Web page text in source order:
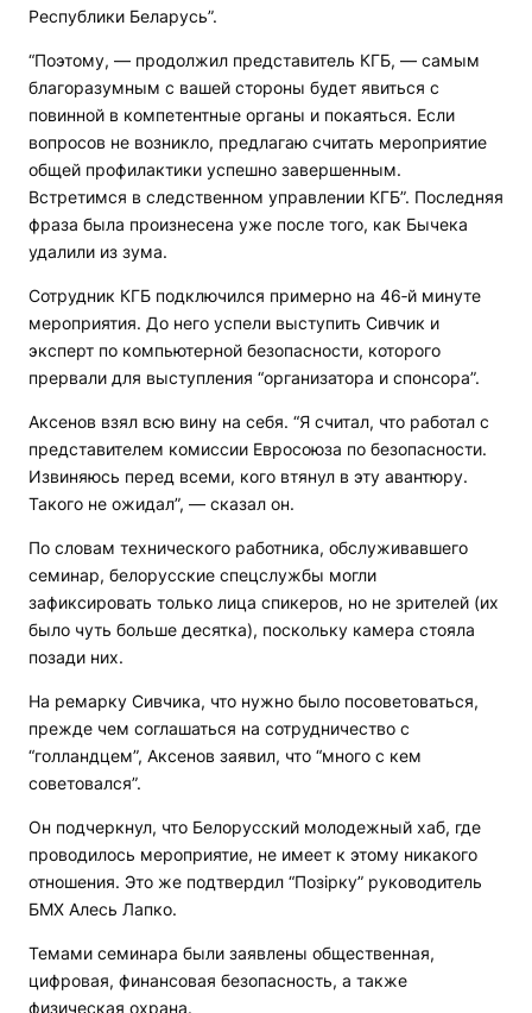
Республики Беларусь”.
“Поэтому, — продолжил представитель КГБ, — самым
благоразумным с вашей стороны будет явиться с
повинной в компетентные органы и покаяться. Если
вопросов не возникло, предлагаю считать мероприятие
общей профилактики успешно завершенным.
Встретимся в следственном управлении КГБ”. Последняя
фраза была произнесена уже после того, как Бычека
удалили из зума.
Сотрудник КГБ подключился примерно на 46‑й минуте
мероприятия. До него успели выступить Сивчик и
эксперт по компьютерной безопасности, которого
прервали для выступления “организатора и спонсора”.
Аксенов взял всю вину на себя. “Я считал, что работал с
представителем комиссии Евросоюза по безопасности.
Извиняюсь перед всеми, кого втянул в эту авантюру.
Такого не ожидал”, — сказал он.
По словам технического работника, обслуживавшего
семинар, белорусские спецслужбы могли
зафиксировать только лица спикеров, но не зрителей (их
было чуть больше десятка), поскольку камера стояла
позади них.
На ремарку Сивчика, что нужно было посоветоваться,
прежде чем соглашаться на сотрудничество с
“голландцем”, Аксенов заявил, что “много с кем
советовался”.
Он подчеркнул, что Белорусский молодежный хаб, где
проводилось мероприятие, не имеет к этому никакого
отношения. Это же подтвердил “Позірку” руководитель
БМХ Алесь Лапко.
Темами семинара были заявлены общественная,
цифровая, финансовая безопасность, а также
физическая охрана.